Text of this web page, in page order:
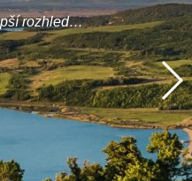
rozhled…